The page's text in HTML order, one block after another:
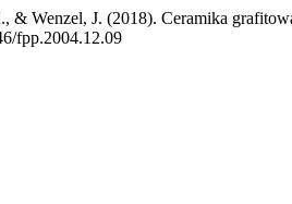
& Wenzel, J. (2018). Ceramika
fpp.2004.12.09